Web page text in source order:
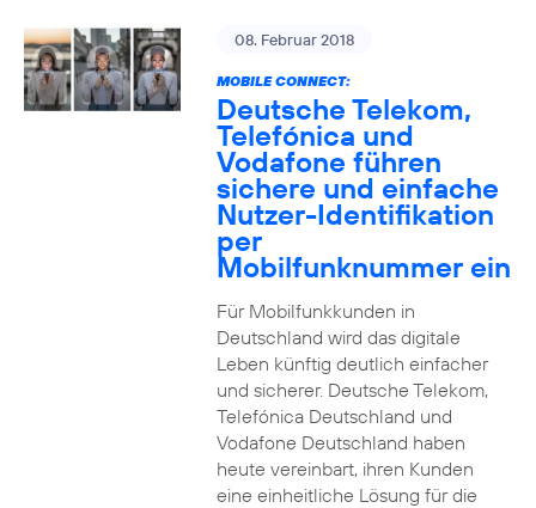
08. Februar 2018
MOBILE CONNECT:
Deutsche Telekom,
Telefónica und
Vodafone führen
sichere und einfache
Nutzer-Identifikation
per
Mobilfunknummer ein
Für Mobilfunkkunden in
Deutschland wird das digitale
Leben künftig deutlich einfacher
und sicherer. Deutsche Telekom,
Telefónica Deutschland und
Vodafone Deutschland haben
heute vereinbart, ihren Kunden
eine einheitliche Lösung für die